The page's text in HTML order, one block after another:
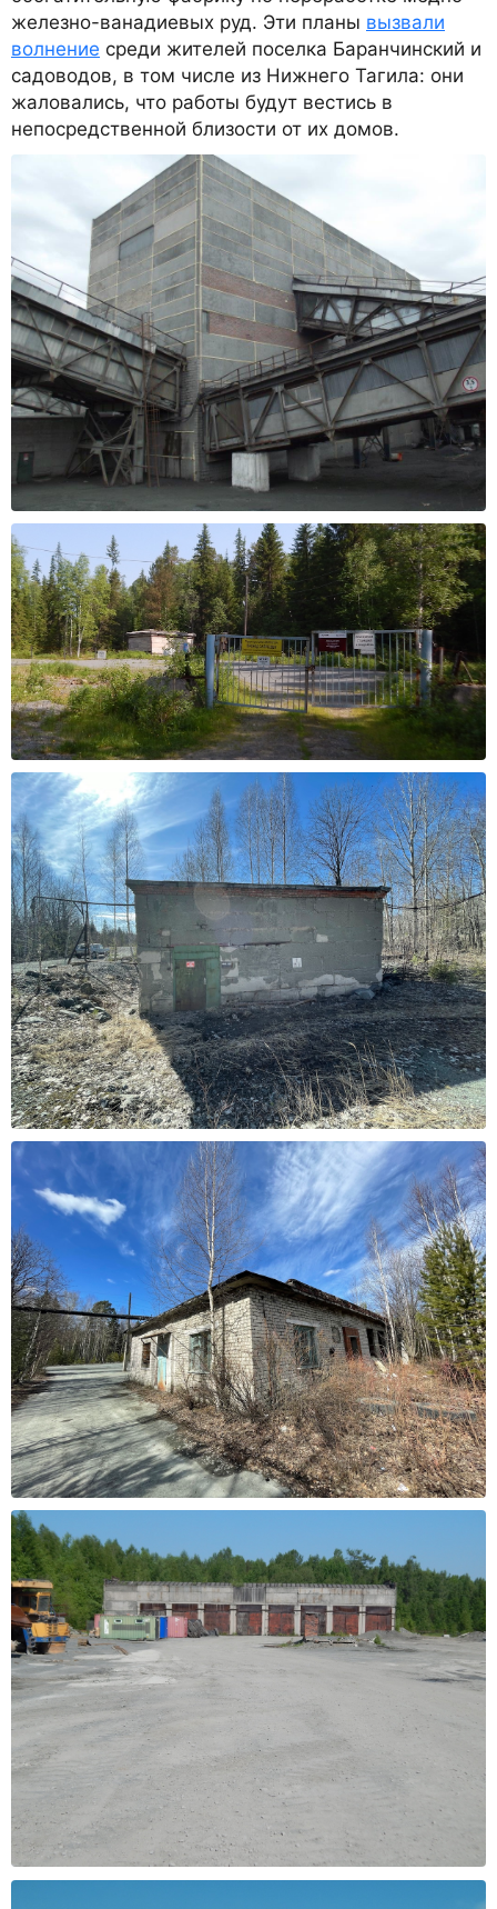
железно-ванадиевых руд. Эти планы вызвали
волнение среди жителей поселка Баранчинский и
садоводов, в том числе из Нижнего Тагила: они
жаловались, что работы будут вестись в
непосредственной близости от их домов.